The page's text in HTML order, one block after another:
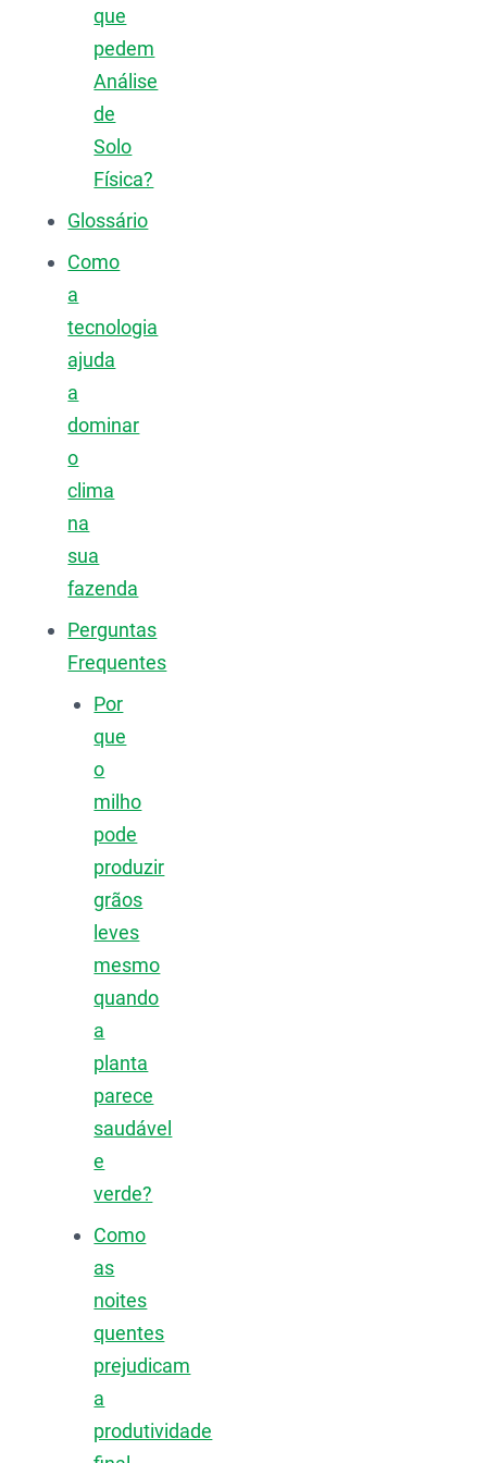
que
pedem
Análise
de
Solo
Física?
Glossário
Como
a
tecnologia
ajuda
a
dominar
o
clima
na
sua
fazenda
Perguntas
Frequentes
Por
que
o
milho
pode
produzir
grãos
leves
mesmo
quando
a
planta
parece
saudável
e
verde?
Como
as
noites
quentes
prejudicam
a
produtividade